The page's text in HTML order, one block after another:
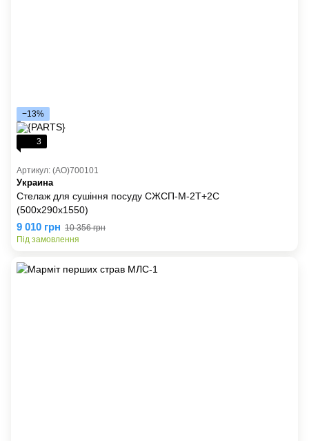
−13%
3
Артикул: (AO)700101
Украина
Стелаж для сушіння посуду СЖСП-М-2Т+2С
(500х290х1550)
9 010 грн 10 356 грн
Під замовлення